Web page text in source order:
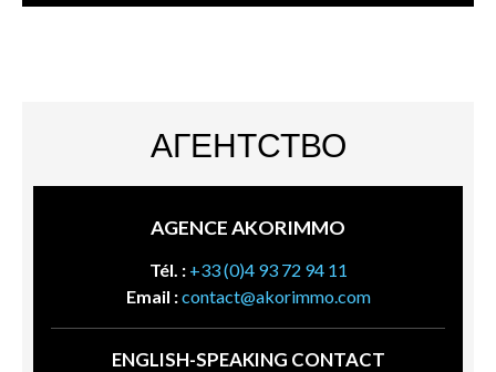
АГЕНТСТВО
AGENCE AKORIMMO
Tél. : +33 (0)4 93 72 94 11
Email :contact@akorimmo.com
ENGLISH-SPEAKING CONTACT